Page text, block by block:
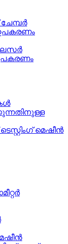
ചേമ്പർ
ഉപകരണം
മെഷീൻ